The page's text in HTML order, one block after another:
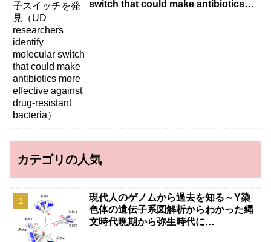
switch that could make antibiotics
カテゴリの人気
現代人のゲノムから過去を知る～Y染
色体の遺伝子系図解析からわかった縄
文時代晩期から弥生時代に…